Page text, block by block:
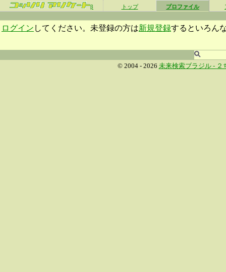
β トップ プロファイル
ログイン してください。未登録の方は新規登録するといろん
© 2004 - 2026 未来検索ブラジル - ２